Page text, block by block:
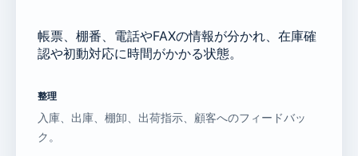
帳票、棚番、電話やFAXの情報が分かれ、在庫確
認や初動対応に時間がかかる状態。
整理
入庫、出庫、棚卸、出荷指示、顧客へのフィードバッ
ク。